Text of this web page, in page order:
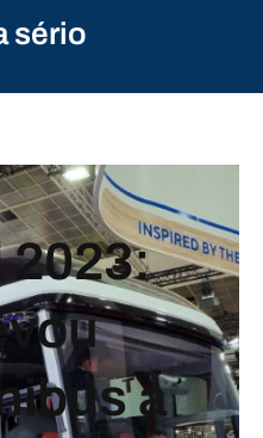
sério
2023:
a